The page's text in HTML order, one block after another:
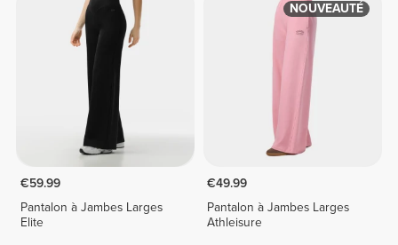
€59.99
Pantalon à Jambes Larges
Elite
NOUVEAUTÉ
€49.99
Pantalon à Jambes Larges
Athleisure